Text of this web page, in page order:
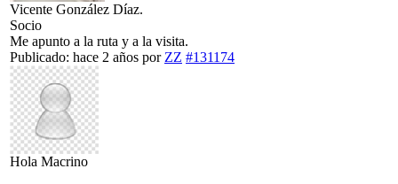
Vicente González Díaz.
Socio
Me apunto a la ruta y a la visita.
Publicado: hace 2 años por ZZ #131174
Hola Macrino